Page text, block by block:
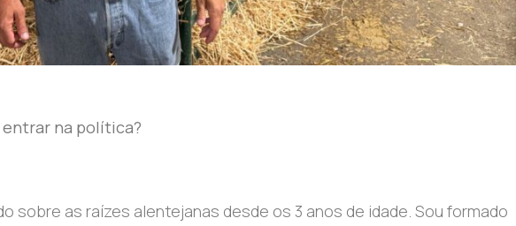
entrar na política?
sobre as raízes alentejanas desde os 3 anos de idade. Sou formado